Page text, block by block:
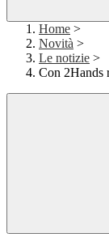
Home >
Novità >
Le notizie >
Con 2Hands